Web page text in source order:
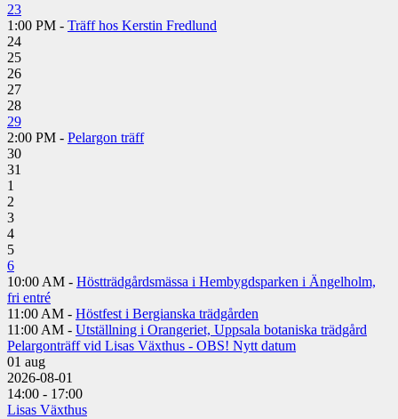
23
1:00 PM - Träff hos Kerstin Fredlund
24
25
26
27
28
29
2:00 PM - Pelargon träff
30
31
1
2
3
4
5
6
10:00 AM - Höstträdgårdsmässa i Hembygdsparken i Ängelholm,
fri entré
11:00 AM - Höstfest i Bergianska trädgården
11:00 AM - Utställning i Orangeriet, Uppsala botaniska trädgård
Pelargonträff vid Lisas Växthus - OBS! Nytt datum
01 aug
2026-08-01
14:00 - 17:00
Lisas Växthus